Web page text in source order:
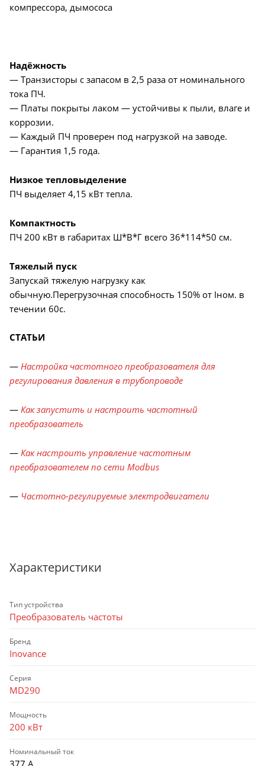
компрессора, дымососа
Надёжность
— Транзисторы с запасом в 2,5 раза от номинального
тока ПЧ.
— Платы покрыты лаком — устойчивы к пыли, влаге и
коррозии.
— Каждый ПЧ проверен под нагрузкой на заводе.
— Гарантия 1,5 года.
Низкое тепловыделение
ПЧ выделяет 4,15 кВт тепла.
Компактность
ПЧ 200 кВт в габаритах Ш*В*Г всего 36*114*50 см.
Тяжелый пуск
Запускай тяжелую нагрузку как
обычную.Перегрузочная способность 150% от Iном. в
течении 60с.
СТАТЬИ
— Настройка частотного преобразователя для
регулирования давления в трубопроводе
— Как запустить и настроить частотный
преобразователь
— Как настроить управление частотным
преобразователем по сети Modbus
— Частотно-регулируемые электродвигатели
Характеристики
Тип устройства
Преобразователь частоты
Бренд
Inovance
Серия
MD290
Мощность
200 кВт
Номинальный ток
377 А